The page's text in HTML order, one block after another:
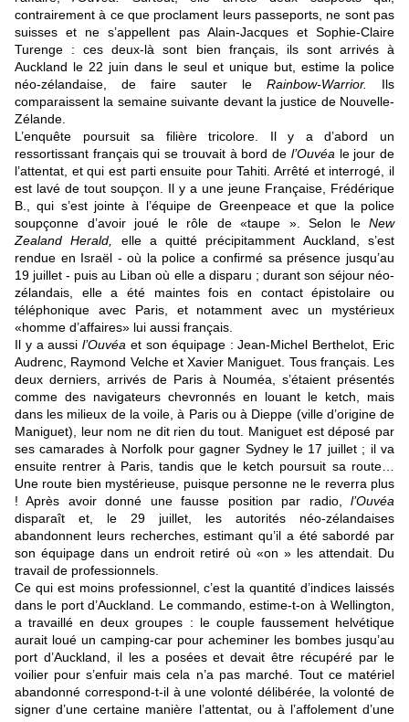
contrairement à ce que proclament leurs passeports, ne sont pas
suisses et ne s’appellent pas Alain-Jacques et Sophie-Claire
Turenge : ces deux-là sont bien français, ils sont arrivés à
Auckland le 22 juin dans le seul et unique but, estime la police
néo-zélandaise, de faire sauter le Rainbow-Warrior.
Ils
comparaissent la semaine suivante devant la justice de Nouvelle-
Zélande.
L’enquête poursuit sa filière tricolore. Il y a d’abord un
ressortissant français qui se trouvait à bord de l’Ouvéa le jour de
l’attentat, et qui est parti ensuite pour Tahiti. Arrêté et interrogé, il
est lavé de tout soupçon. Il y a une jeune Française, Frédérique
B., qui s’est jointe à l’équipe de Greenpeace et que la police
soupçonne d’avoir joué le rôle de «taupe ». Selon le New
Zealand Herald,
elle a quitté précipitamment Auckland, s’est
rendue en Israël - où la police a confirmé sa présence jusqu’au
19 juillet - puis au Liban où elle a disparu ; durant son séjour néo-
zélandais, elle a été maintes fois en contact épistolaire ou
téléphonique avec Paris, et notamment avec un mystérieux
«homme d’affaires» lui aussi français.
Il y a aussil’Ouvéaet son équipage : Jean-Michel Berthelot, Eric
Audrenc, Raymond Velche et Xavier Maniguet. Tous français. Les
deux derniers, arrivés de Paris à Nouméa, s’étaient présentés
comme des navigateurs chevronnés en louant le ketch, mais
dans les milieux de la voile, à Paris ou à Dieppe (ville d’origine de
Maniguet), leur nom ne dit rien du tout. Maniguet est déposé par
ses camarades à Norfolk pour gagner Sydney le 17 juillet ; il va
ensuite rentrer à Paris, tandis que le ketch poursuit sa route…
Une route bien mystérieuse, puisque personne ne le reverra plus
! Après avoir donné une fausse position par radio, l’Ouvéa
disparaît et, le 29 juillet, les autorités néo-zélandaises
abandonnent leurs recherches, estimant qu’il a été sabordé par
son équipage dans un endroit retiré où «on » les attendait. Du
travail de professionnels.
Ce qui est moins professionnel, c’est la quantité d’indices laissés
dans le port d’Auckland. Le commando, estime-t-on à Wellington,
a travaillé en deux groupes : le couple faussement helvétique
aurait loué un camping-car pour acheminer les bombes jusqu’au
port d’Auckland, il les a posées et devait être récupéré par le
voilier pour s’enfuir mais cela n’a pas marché. Tout ce matériel
abandonné correspond-t-il à une volonté délibérée, la volonté de
signer d’une certaine manière l’attentat, ou à l’affolement d’une